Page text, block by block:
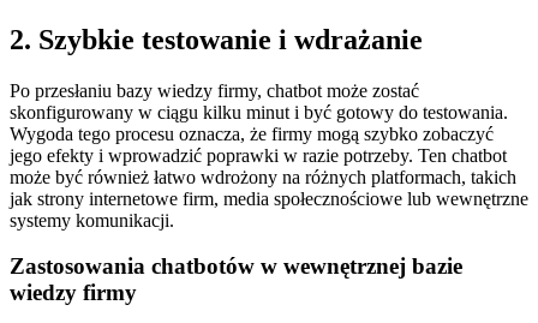
2. Szybkie testowanie i wdrażanie
Po przesłaniu bazy wiedzy firmy, chatbot może zostać
skonfigurowany w ciągu kilku minut i być gotowy do testowania.
Wygoda tego procesu oznacza, że firmy mogą szybko zobaczyć
jego efekty i wprowadzić poprawki w razie potrzeby. Ten chatbot
może być również łatwo wdrożony na różnych platformach, takich
jak strony internetowe firm, media społecznościowe lub wewnętrzne
systemy komunikacji.
Zastosowania chatbotów w wewnętrznej bazie
wiedzy firmy